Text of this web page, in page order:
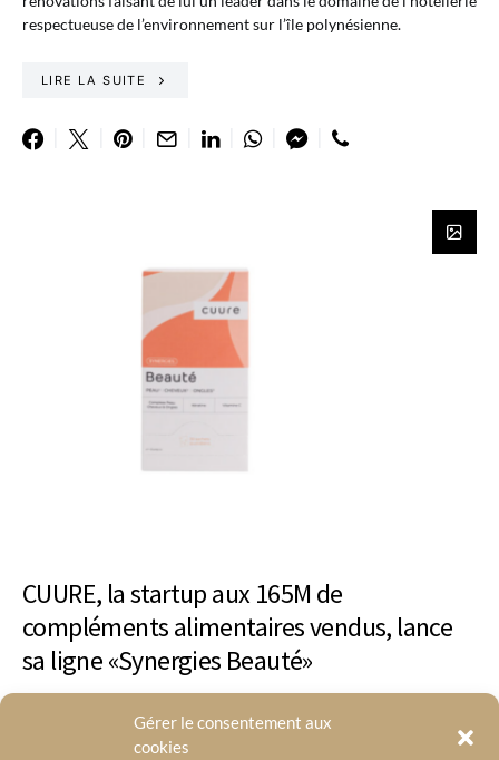
Gérer le consentement aux
cookies
respectueuse de l’environnement sur l’île polynésienne.
LIRE LA SUITE
CUURE, la startup aux 165M de
compléments alimentaires vendus, lance
sa ligne «Synergies Beauté»
alimentaires vendues, lance sa nouvelle ligne «Synergies Beauté».